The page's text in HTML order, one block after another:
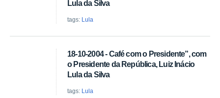
Lula da Silva
tags: Lula
18-10-2004 - Café com o Presidente”, com
o Presidente da República, Luiz Inácio
Lula da Silva
tags: Lula